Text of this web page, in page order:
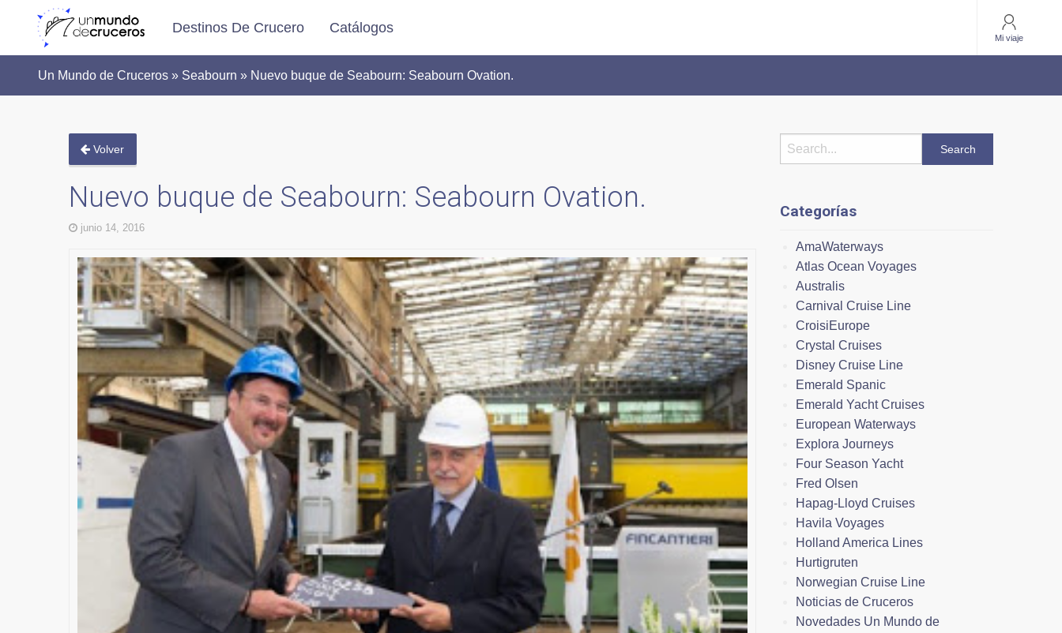
Destinos De Crucero Catálogos
Mi viaje
Un Mundo de Cruceros » Seabourn » Nuevo buque de Seabourn: Seabourn Ovation.
Volver
Nuevo buque de Seabourn: Seabourn Ovation.
junio 14, 2016
Categorías
AmaWaterways
Atlas Ocean Voyages
Australis
Carnival Cruise Line
CroisiEurope
Crystal Cruises
Disney Cruise Line
Emerald Spanic
Emerald Yacht Cruises
European Waterways
Explora Journeys
Four Season Yacht
Fred Olsen
Hapag-Lloyd Cruises
Havila Voyages
Holland America Lines
Hurtigruten
Norwegian Cruise Line
Noticias de Cruceros
Novedades Un Mundo de